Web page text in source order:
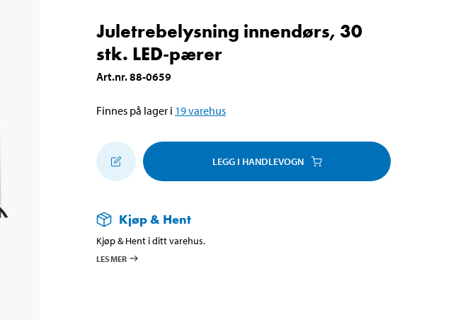
Juletrebelysning innendørs, 30
stk. LED-pærer
Art.nr.88-0659
Finnes på lager i 19varehus
LEGG I HANDLEVOGN
Kjøp & Hent
Kjøp & Hent i ditt varehus.
LES MER